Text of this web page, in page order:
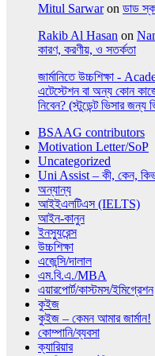
Mitul Sarwaron ডাড
Rakib Al Hasan on
কারণ, করণীয়, ও সতর্কতা
জার্মানিতে উচ্চশিক্ষা -
এটেস্টেশন বা অন্য কোন কাজে
নিবেন? (স্টুডেন্ট ভিসার জন্য
BSAAG contributors
Motivation Letter/SoP
Uncategorized
Uni Assist – কী, কেন,
অন্যান্য
আইইএলটিএস (IELTS)
আইন-কানুন
ইনস্যুরেন্স
উচ্চশিক্ষা
এজেন্সি/দালাল
এম.বি.এ./MBA
এয়ারপোর্ট/কাস্টমস/ইমিগ্রেশন
কুইজ
কুইজ – কেমন আমার জার্মান!
কোম্পানি/ব্যবসা
ক্যারিয়ার